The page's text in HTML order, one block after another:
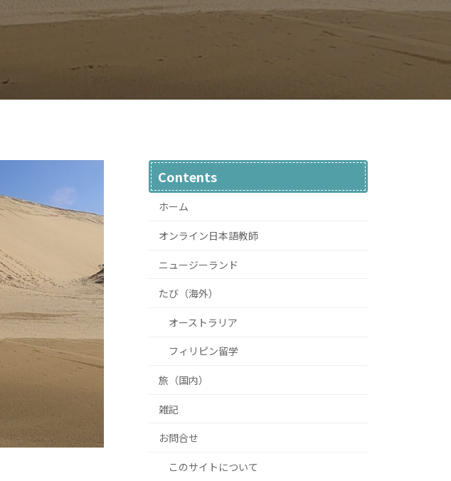
Contents
ホーム
オンライン日本語教師
ニュージーランド
たび（海外）
オーストラリア
フィリピン留学
旅（国内）
雑記
お問合せ
このサイトについて